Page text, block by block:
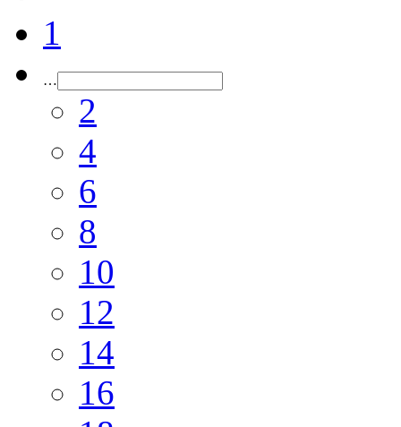
1
…
2
4
6
8
10
12
14
16